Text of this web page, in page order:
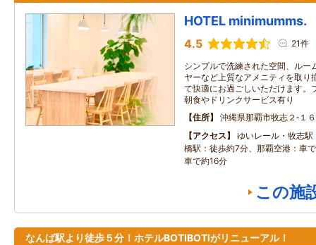
HOTEL minimumms.
4.5 21件
シンプルで洗練された空間、ルー
ヤーなど上質なアメニティを取り
て快適にお過ごしいただけます。
朝食やドリンクサービス有り
住所
沖縄県那覇市牧志２‐１
アクセス
ゆいレール・牧志
橋駅：徒歩約7分、那覇空港：車
車で約16分
この施
なんば駅より徒歩５分！ホテルBOTIBOTIがリニューアル！